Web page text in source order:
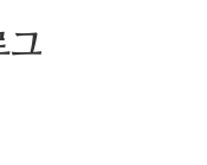
그